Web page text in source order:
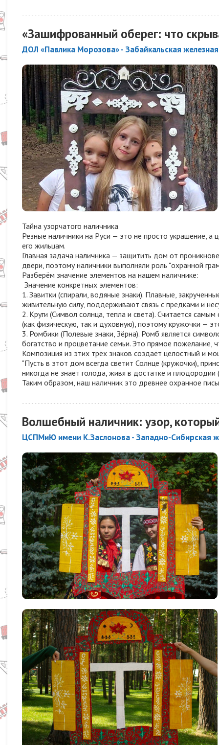
«Зашифрованный оберег: что
ДОЛ «Павлика Морозова» - Забайкальская
Тайна узорчатого наличника
Резные наличники на Руси — это не просто украшение,
его жильцам.
Главная задача наличника — защитить дом от
двери, поэтому наличники выполняли роль "охранной
Разберём значение элементов на нашем наличнике:
Значение конкретных элементов:
1. Завитки (спирали, водяные знаки). Плавные,
живительную силу, поддерживают связь с предками и
2. Круги (Символ солнца, тепла и света). Считается
(как физическую, так и духовную), поэтому кружочки —
3. Ромбики (Полевые знаки, Зёрна). Ромб является
богатство и процветание семьи. Это прямое
Композиция из этих трёх знаков создаёт целостный и
"Пусть в этот дом всегда светит Солнце (кружочки),
никогда не знает голода, живя в достатке и плодородии
Таким образом, наш наличник это древнее охранное
Волшебный наличник: узор,
ЦСПМиЮ имени К.Заслонова - Западно-Сибирская